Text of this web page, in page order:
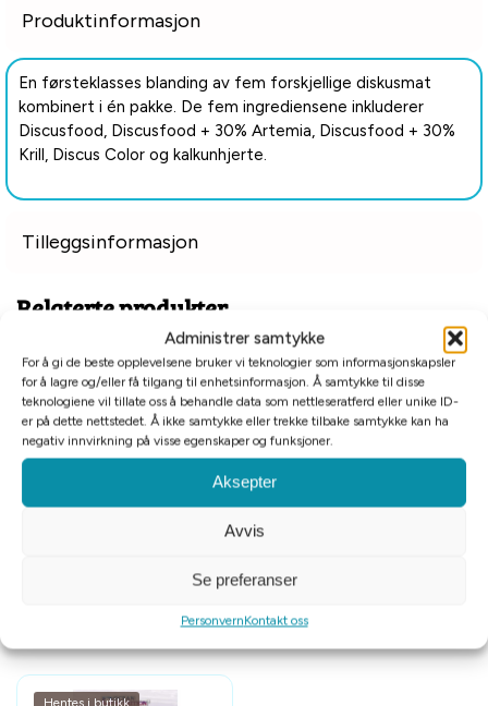
Administrer samtykke
For å gi de beste opplevelsene bruker vi teknologier som informasjonskapsler
for å lagre og/eller få tilgang til enhetsinformasjon. Å samtykke til disse
teknologiene vil tillate oss å behandle data som nettleseratferd eller unike ID-
er på dette nettstedet. Å ikke samtykke eller trekke tilbake samtykke kan ha
negativ innvirkning på visse egenskaper og funksjoner.
Aksepter
Avvis
Se preferanser
PersonvernKontakt oss
Produktinformasjon
En førsteklasses blanding av fem forskjellige diskusmat
kombinert i én pakke. De fem ingrediensene inkluderer
Discusfood, Discusfood + 30% Artemia, Discusfood + 30%
Krill, Discus Color og kalkunhjerte.
Tilleggsinformasjon
Relaterte produkter
Hentes i butikk
Kvantumsrabatt
Hentes i butikk
Kvantumsrabatt
Hentes i butikk